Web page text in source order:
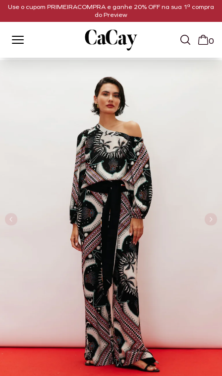
Use o cupom PRIMEIRACOMPRA e ganhe 20% OFF na sua 1ª compra
do Preview
0